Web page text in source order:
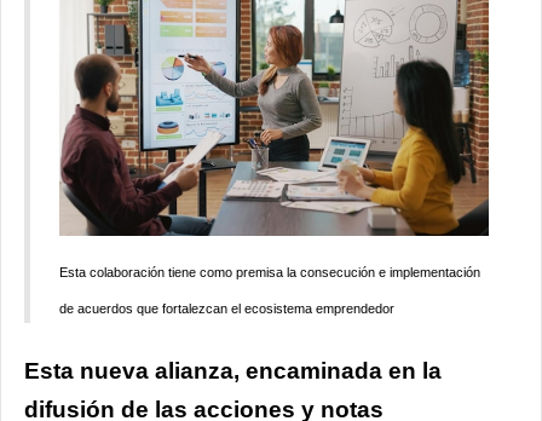
Esta colaboración tiene como premisa la consecución e implementación
de acuerdos que fortalezcan el ecosistema emprendedor
Esta nueva alianza, encaminada en la
difusión de las acciones y notas